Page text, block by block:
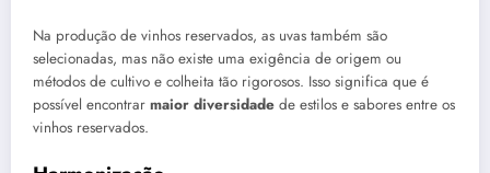
Na produção de vinhos reservados, as uvas também são
selecionadas, mas não existe uma exigência de origem ou
métodos de cultivo e colheita tão rigorosos. Isso significa que é
possível encontrar maior diversidade de estilos e sabores entre os
vinhos reservados.